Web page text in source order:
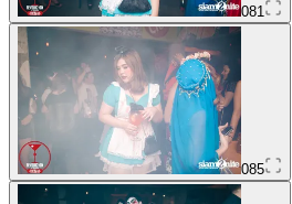
081
085